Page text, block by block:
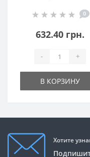
резьба 40В-ПЭ100
0
632.40 грн.
- +
В КОРЗИНУ
Хотите